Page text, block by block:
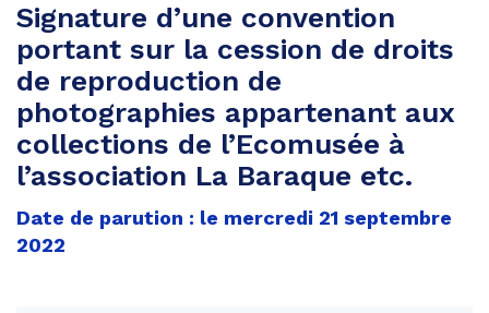
Signature d’une convention
portant sur la cession de droits
de reproduction de
photographies appartenant aux
collections de l’Ecomusée à
l’association La Baraque etc.
Date de parution : le mercredi 21 septembre
2022